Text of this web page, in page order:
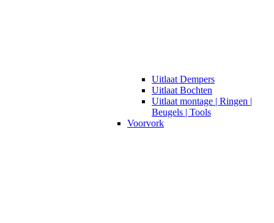
Uitlaat Dempers
Uitlaat Bochten
Uitlaat montage | Ringen |
Beugels | Tools
Voorvork